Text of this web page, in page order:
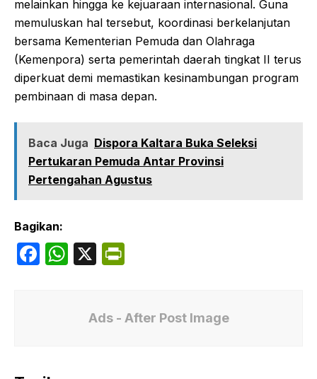
melainkan hingga ke kejuaraan internasional. Guna
memuluskan hal tersebut, koordinasi berkelanjutan
bersama Kementerian Pemuda dan Olahraga
(Kemenpora) serta pemerintah daerah tingkat II terus
diperkuat demi memastikan kesinambungan program
pembinaan di masa depan.
Baca Juga Dispora Kaltara Buka Seleksi
Pertukaran Pemuda Antar Provinsi
Pertengahan Agustus
Bagikan:
F
W X
Fr
Ads - After Post Image